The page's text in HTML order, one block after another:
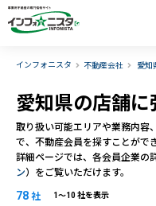
インフォニスタ 不動産会社 愛知
愛知県の店舗
取り扱い可能エリアや業務内容
で、不動産会員を探すことができ
詳細ページでは、各会員企業の
ン）をご覧いただけます。
78 社 1〜10 社を表示